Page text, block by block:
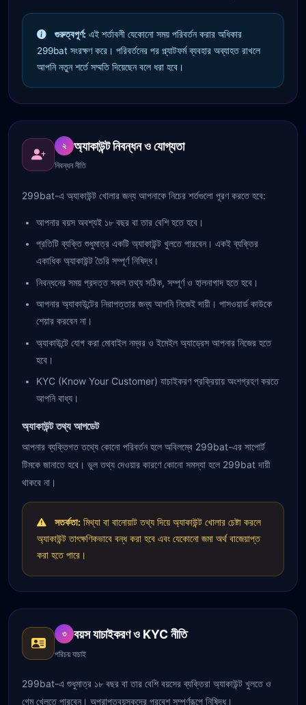
গুরুত্বপূর্ণ: এই শর্তাবলী যেকোনো সময় পরিবর্তন করার অধিকার
299bat সংরক্ষণ করে। পরিবর্তনের পর প্ল্যাটফর্ম ব্যবহার অব্যাহত রাখলে
আপনি নতুন শর্তে সম্মতি দিয়েছেন বলে ধরা হবে।
২ অ্যাকাউন্ট নিবন্ধন ও যোগ্যতা
নিবন্ধন নীতি
299bat-এ অ্যাকাউন্ট খোলার জন্য আপনাকে নিচের শর্তগুলো পূরণ করতে হবে:
আপনার বয়স অবশ্যই ১৮ বছর বা তার বেশি হতে হবে।
প্রতিটি ব্যক্তি শুধুমাত্র একটি অ্যাকাউন্ট খুলতে পারবেন। একই ব্যক্তির
একাধিক অ্যাকাউন্ট তৈরি সম্পূর্ণ নিষিদ্ধ।
নিবন্ধনের সময় প্রদত্ত সকল তথ্য সঠিক, সম্পূর্ণ ও হালনাগাদ হতে হবে।
আপনার অ্যাকাউন্টের নিরাপত্তার জন্য আপনি নিজেই দায়ী। পাসওয়ার্ড কাউকে
শেয়ার করবেন না।
অ্যাকাউন্টে যোগ করা মোবাইল নম্বর ও ইমেইল অ্যাড্রেস আপনার নিজের হতে
হবে।
KYC (Know Your Customer) যাচাইকরণ প্রক্রিয়ায় অংশগ্রহণ করতে
আপনি বাধ্য।
অ্যাকাউন্ট তথ্য আপডেট
আপনার ব্যক্তিগত তথ্যে কোনো পরিবর্তন হলে অবিলম্বে 299bat-এর সাপোর্ট
টিমকে জানাতে হবে। ভুল তথ্য দেওয়ার কারণে কোনো সমস্যা হলে 299bat দায়ী
থাকবে না।
সতর্কতা: মিথ্যা বা বানোয়াট তথ্য দিয়ে অ্যাকাউন্ট খোলার চেষ্টা করলে
অ্যাকাউন্ট তাৎক্ষণিকভাবে বন্ধ করা হবে এবং যেকোনো জমা অর্থ বাজেয়াপ্ত
করা হতে পারে।
৩ বয়স যাচাইকরণ ও KYC নীতি
পরিচয় যাচাই
299bat-এ শুধুমাত্র ১৮ বছর বা তার বেশি বয়সের ব্যক্তিরা অ্যাকাউন্ট খুলতে ও
গেম খেলতে পারবেন। অপ্রাপ্তবয়স্কদের প্রবেশ সম্পূর্ণরূপে নিষিদ্ধ।